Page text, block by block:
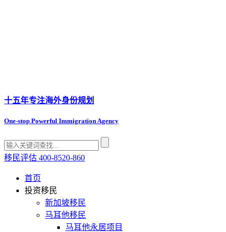
十五年专注海外身份规划
One-stop Powerful Immigration Agency
移民评估 400-8520-860
首页
投资移民
新加坡移民
马耳他移民
马耳他永居项目